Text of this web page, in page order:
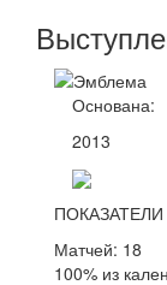
Основана:
2013
ПОКАЗАТЕЛИ
Матчей: 18
100% из